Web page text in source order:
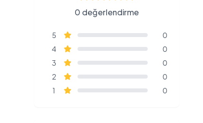
0 değerlendirme
5
0
4
0
3
0
2
0
1
0